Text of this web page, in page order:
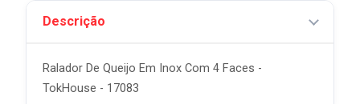
Descrição
Ralador De Queijo Em Inox Com 4 Faces -
TokHouse - 17083